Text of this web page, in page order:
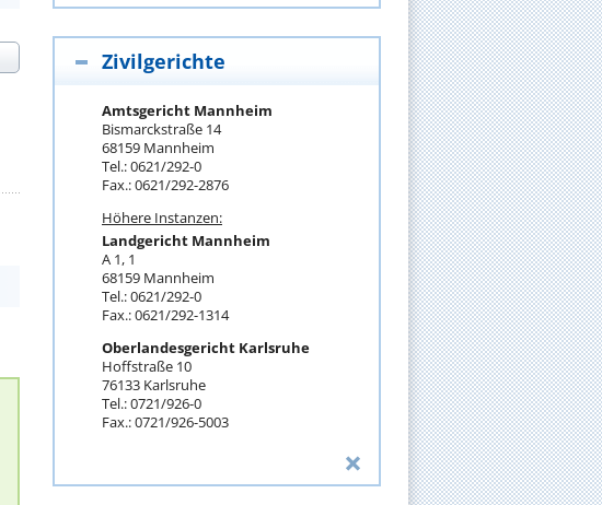
Zivilgerichte
Amtsgericht Mannheim
Bismarckstraße 14
68159 Mannheim
Tel.: 0621/292-0
Fax.: 0621/292-2876
Höhere Instanzen:
Landgericht Mannheim
A 1, 1
68159 Mannheim
Tel.: 0621/292-0
Fax.: 0621/292-1314
Oberlandesgericht Karlsruhe
Hoffstraße 10
76133 Karlsruhe
Tel.: 0721/926-0
Fax.: 0721/926-5003